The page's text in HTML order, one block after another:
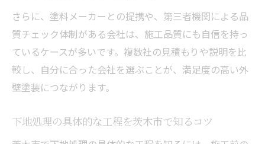
さらに、塗料メーカーとの提携や、第三者機関による品
質チェック体制がある会社は、施工品質にも自信を持っ
ているケースが多いです。複数社の見積もりや説明を比
較し、自分に合った会社を選ぶことが、満足度の高い外
壁塗装につながります。
下地処理の具体的な工程を茨木市で知るコツ